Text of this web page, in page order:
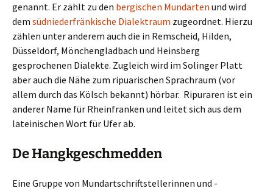
genannt. Er zählt zu den bergischen Mundarten und wird
dem südniederfränkische Dialektraum zugeordnet. Hierzu
zählen unter anderem auch die in Remscheid, Hilden,
Düsseldorf, Mönchengladbach und Heinsberg
gesprochenen Dialekte. Zugleich wird im Solinger Platt
aber auch die Nähe zum ripuarischen Sprachraum (vor
allem durch das Kölsch bekannt) hörbar. Ripuraren ist ein
anderer Name für Rheinfranken und leitet sich aus dem
lateinischen Wort für Ufer ab.
De Hangkgeschmedden
Eine Gruppe von Mundartschriftstellerinnen und -